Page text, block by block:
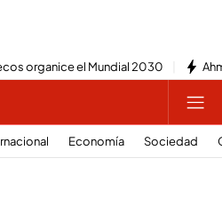
organice el Mundial 2030
Economía Sociedad